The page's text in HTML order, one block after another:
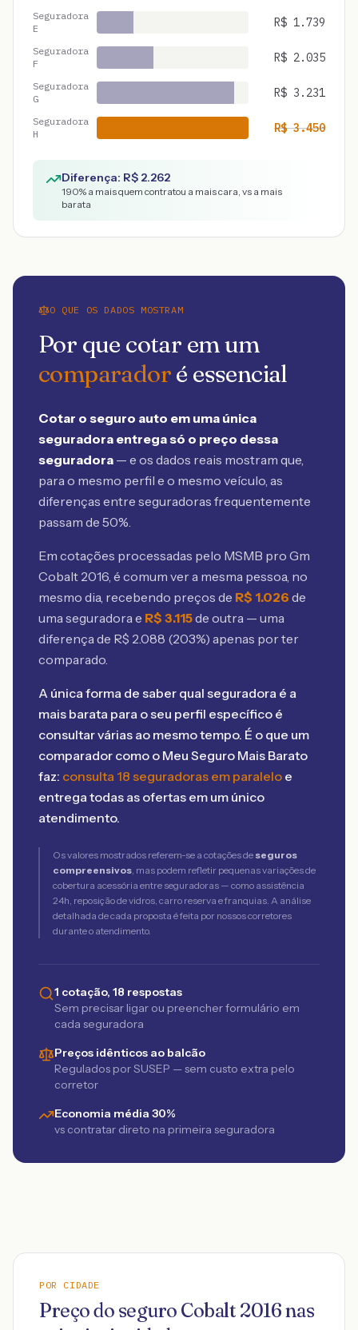
Seguradora
E
R$ 1.739
Seguradora
F
R$ 2.035
Seguradora
G
R$ 3.231
Seguradora
H
R$3.450
Diferença: R$ 2.262
190% a mais quem contratou a mais cara, vs a mais
barata
O QUE OS DADOS MOSTRAM
Por que cotar em um
comparadoré essencial
Cotar o seguro auto em uma única
seguradora entrega só o preço dessa
seguradora — e os dados reais mostram que,
para o mesmo perfil e o mesmo veículo, as
diferenças entre seguradoras frequentemente
passam de 50%.
Em cotações processadas pelo MSMB pro Gm
Cobalt 2016, é comum ver a mesma pessoa, no
mesmo dia, recebendo preços de R$ 1.026 de
uma seguradora e R$ 3.115de outra — uma
diferença de R$ 2.088 (203%) apenas por ter
comparado.
A única forma de saber qual seguradora é a
mais barata para o seu perfil específico é
consultar várias ao mesmo tempo. É o que um
comparador como o Meu Seguro Mais Barato
faz: consulta 18 seguradoras em paralelo e
entrega todas as ofertas em um único
atendimento.
Os valores mostrados referem-se a cotações de seguros
compreensivos, mas podem refletir pequenas variações de
cobertura acessória entre seguradoras — como assistência
24h, reposição de vidros, carro reserva e franquias. A análise
detalhada de cada proposta é feita por nossos corretores
durante o atendimento.
1 cotação, 18 respostas
Sem precisar ligar ou preencher formulário em
cada seguradora
Preços idênticos ao balcão
Regulados por SUSEP — sem custo extra pelo
corretor
Economia média 30%
vs contratar direto na primeira seguradora
POR CIDADE
Preço do seguro Cobalt 2016nas